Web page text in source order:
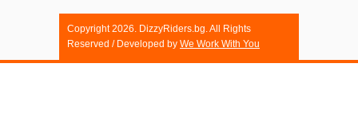
Copyright 2026. DizzyRiders.bg. All Rights
Reserved / Developed by We Work With You